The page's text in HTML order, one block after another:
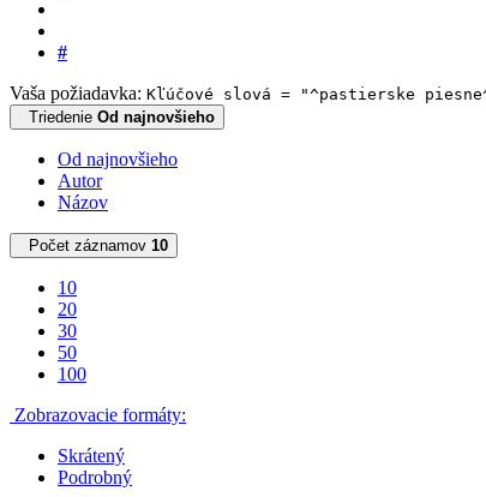
#
Vaša požiadavka: Kľúčové slová = "^pastierske
Triedenie Od najnovšieho
Od najnovšieho
Autor
Názov
Počet záznamov 10
10
20
30
50
100
Zobrazovacie formáty:
Skrátený
Podrobný